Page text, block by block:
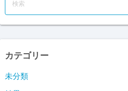
カテゴリー
未分類